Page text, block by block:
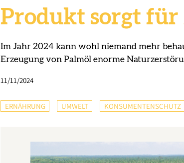
Produkt sorgt
Im Jahr 2024 kann wohl niemand mehr
Erzeugung von Palmöl enorme
11/11/2024
ERNÄHRUNG UMWELT KONSUMENTENSCHUTZ